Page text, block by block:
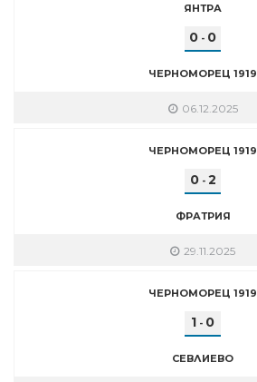
ЯНТРА
0 - 0
ЧЕРНОМОРЕЦ 1919
06.12.2025
ЧЕРНОМОРЕЦ 1919
0- 2
ФРАТРИЯ
29.11.2025
ЧЕРНОМОРЕЦ 1919
1 - 0
СЕВЛИЕВО